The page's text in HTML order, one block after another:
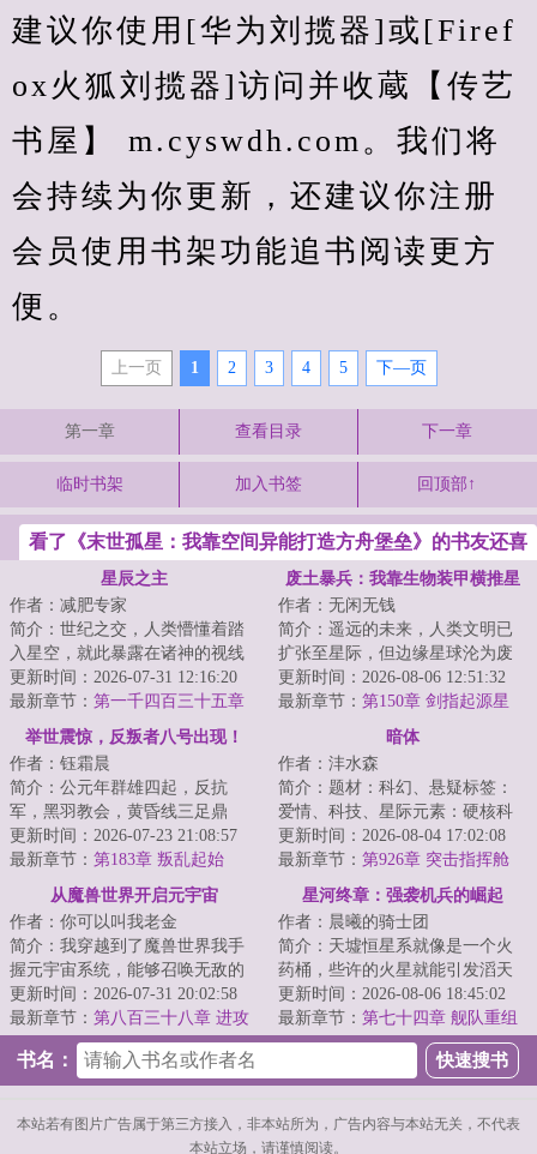
建议你使用[华为刘揽器]或[Firef
ox火狐刘揽器]访问并收蔵【传艺
书屋】 m.cyswdh.com。我们将
会持续为你更新，还建议你注册
会员使用书架功能追书阅读更方
便。
上一页 1 2 3 4 5 下—页
第一章 查看目录 下一章
临时书架 加入书签 回顶部↑
看了《末世孤星：我靠空间异能打造方舟堡垒》的书友还喜
欢看
星辰之主
作者：减肥专家
简介：世纪之交，人类懵懂着踏
入星空，就此暴露在诸神的视线
之下。少年罗南背负着祖父的罪
孽，走出实验室...
更新时间：2026-07-31 12:16:20
最新章节： 第一千四百三十五章
四连星（下）
废土暴兵：我靠生物装甲横推星
际
作者：无闲无钱
简介：遥远的未来，人类文明已
扩张至星际，但边缘星球沦为废
土。铁锈星是一颗被辐射与矿渣
覆盖的矿业星球...
更新时间：2026-08-06 12:51:32
最新章节： 第150章 剑指起源星
举世震惊，反叛者八号出现！
作者：钰霜晨
简介：公元年群雄四起，反抗
军，黑羽教会，黄昏线三足鼎
立，传言教会的领导者得到了来
自真正神明的力量，...
更新时间：2026-07-23 21:08:57
最新章节： 第183章 叛乱起始
暗体
作者：沣水森
简介：题材：科幻、悬疑标签：
爱情、科技、星际元素：硬核科
幻、凄美爱情、悬疑跌宕、军事
战争、外星入侵...
更新时间：2026-08-04 17:02:08
最新章节： 第926章 突击指挥舱
从魔兽世界开启元宇宙
作者：你可以叫我老金
简介：我穿越到了魔兽世界我手
握元宇宙系统，能够召唤无敌的
玩家游戏角色什么巨龙，古神，
泰坦，统统秒杀...
更新时间：2026-07-31 20:02:58
最新章节： 第八百三十八章 进攻
星河终章：强袭机兵的崛起
作者：晨曦的骑士团
简介：天墟恒星系就像是一个火
药桶，些许的火星就能引发滔天
的爆炸！而这个火星，在谁也没
有注意到底时候...
更新时间：2026-08-06 18:45:02
最新章节： 第七十四章 舰队重组
书名：
本站若有图片广告属于第三方接入，非本站所为，广告内容与本站无关，不代表
本站立场，请谨慎阅读。